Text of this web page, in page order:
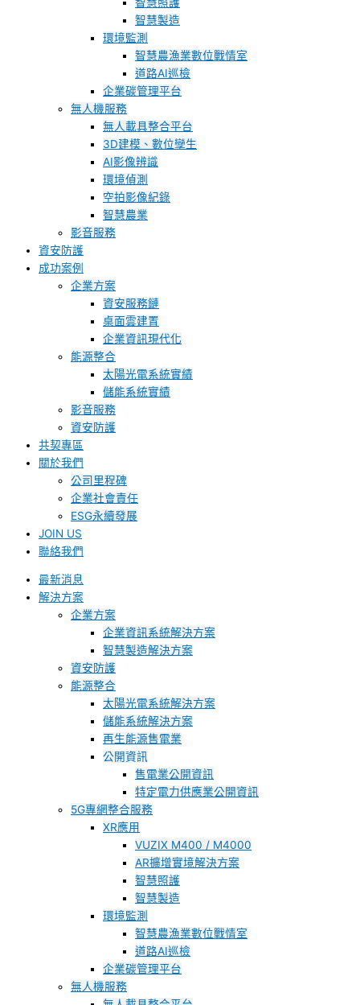
智慧製造
環境監測
智慧農漁業數位戰情室
道路AI巡檢
企業碳管理平台
無人機服務
無人載具整合平台
3D建模、數位孿生
AI影像辨識
環境偵測
空拍影像紀錄
智慧農業
影音服務
資安防護
成功案例
企業方案
資安服務鏈
桌面雲建置
企業資訊現代化
能源整合
太陽光電系統實績
儲能系統實績
影音服務
資安防護
共契專區
關於我們
公司里程碑
企業社會責任
ESG永續發展
JOIN US
聯絡我們
最新消息
解決方案
企業方案
企業資訊系統解決方案
智慧製造解決方案
資安防護
能源整合
太陽光電系統解決方案
儲能系統解決方案
再生能源售電業
公開資訊
售電業公開資訊
特定電力供應業公開資訊
5G專網整合服務
XR應用
VUZIX M400 / M4000
AR擴增實境解決方案
智慧照護
智慧製造
環境監測
智慧農漁業數位戰情室
道路AI巡檢
企業碳管理平台
無人機服務